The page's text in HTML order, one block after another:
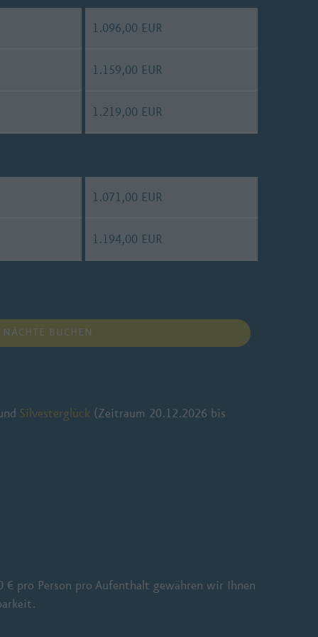
1.096,00 EUR
1.159,00 EUR
1.219,00 EUR
1.071,00 EUR
1.194,00 EUR
NÄCHTE BUCHEN
Silvesterglück (Zeitraum 20.12.2026 bis
€ pro Person pro Aufenthalt gewähren wir Ihnen